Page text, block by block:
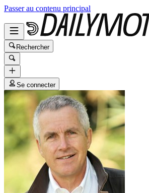
Passer au contenu principal
Rechercher
Se connecter